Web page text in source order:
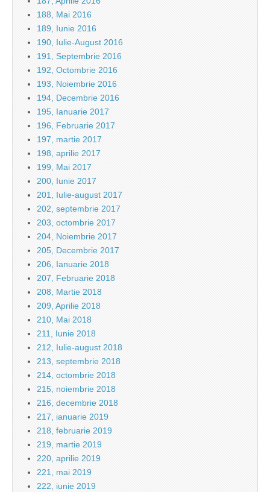
188, Mai 2016
189, Iunie 2016
190, Iulie-August 2016
191, Septembrie 2016
192, Octombrie 2016
193, Noiembrie 2016
194, Decembrie 2016
195, Ianuarie 2017
196, Februarie 2017
197, martie 2017
198, aprilie 2017
199, Mai 2017
200, Iunie 2017
201, Iulie-august 2017
202, septembrie 2017
203, octombrie 2017
204, Noiembrie 2017
205, Decembrie 2017
206, Ianuarie 2018
207, Februarie 2018
208, Martie 2018
209, Aprilie 2018
210, Mai 2018
211, Iunie 2018
212, Iulie-august 2018
213, septembrie 2018
214, octombrie 2018
215, noiembrie 2018
216, decembrie 2018
217, ianuarie 2019
218, februarie 2019
219, martie 2019
220, aprilie 2019
221, mai 2019
222, iunie 2019